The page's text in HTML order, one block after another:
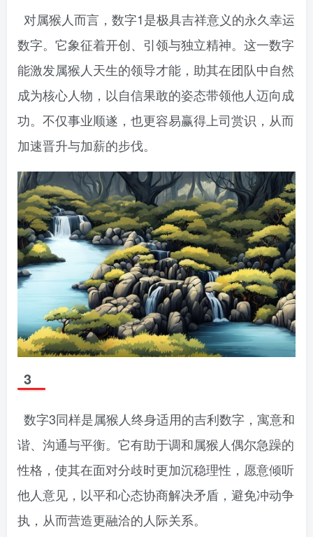
对属猴人而言，数字1是极具吉祥意义的永久幸运
数字。它象征着开创、引领与独立精神。这一数字
能激发属猴人天生的领导才能，助其在团队中自然
成为核心人物，以自信果敢的姿态带领他人迈向成
功。不仅事业顺遂，也更容易赢得上司赏识，从而
加速晋升与加薪的步伐。
3
数字3同样是属猴人终身适用的吉利数字，寓意和
谐、沟通与平衡。它有助于调和属猴人偶尔急躁的
性格，使其在面对分歧时更加沉稳理性，愿意倾听
他人意见，以平和心态协商解决矛盾，避免冲动争
执，从而营造更融洽的人际关系。